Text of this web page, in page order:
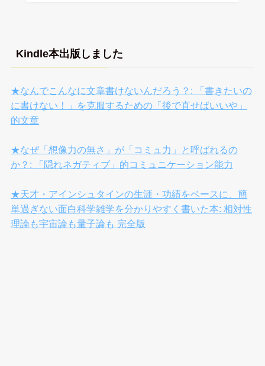
Kindle本出版しました
★なんでこんなに文章書けないんだろう？: 「書きたいの
に書けない！」を克服するための「後で直せばいいや」
的文章
★なぜ「想像力の無さ」が「コミュ力」と呼ばれるの
か？: 「隠れネガティブ」的コミュニケーション能力
★天才・アインシュタインの生涯・功績をベースに、簡
単過ぎない面白科学雑学を分かりやすく書いた本: 相対性
理論も宇宙論も量子論も 完全版